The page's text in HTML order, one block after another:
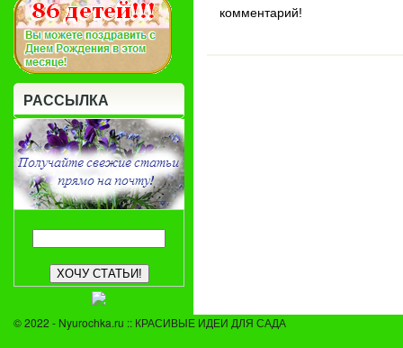
РАССЫЛКА
комментарий!
© 2022 - Nyurochka.ru :: КРАСИВЫЕ ИДЕИ ДЛЯ САДА